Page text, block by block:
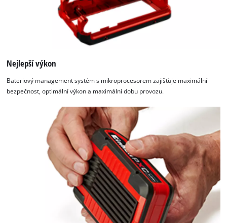
Nejlepší výkon
Bateriový management systém s mikroprocesorem zajišťuje maximální
bezpečnost, optimální výkon a maximální dobu provozu.